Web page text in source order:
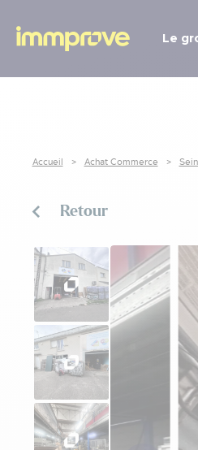
Le
Accueil Achat Commerce
Retour